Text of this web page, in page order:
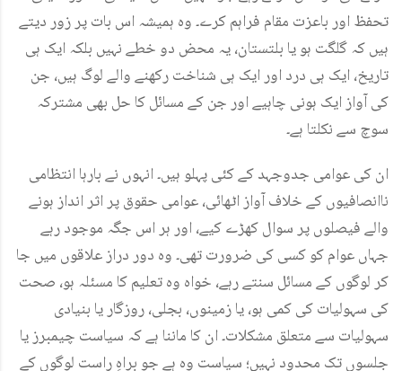
تحفظ اور باعزت مقام فراہم کرے۔ وہ ہمیشہ اس بات پر زور دیتے
ہیں کہ گلگت ہو یا بلتستان، یہ محض دو خطے نہیں بلکہ ایک ہی
تاریخ، ایک ہی درد اور ایک ہی شناخت رکھنے والے لوگ ہیں، جن
کی آواز ایک ہونی چاہیے اور جن کے مسائل کا حل بھی مشترکہ
سوچ سے نکلتا ہے۔
ان کی عوامی جدوجہد کے کئی پہلو ہیں۔ انہوں نے بارہا انتظامی
ناانصافیوں کے خلاف آواز اٹھائی، عوامی حقوق پر اثر انداز ہونے
والے فیصلوں پر سوال کھڑے کیے، اور ہر اس جگہ موجود رہے
جہاں عوام کو کسی کی ضرورت تھی۔ وہ دور دراز علاقوں میں جا
کر لوگوں کے مسائل سنتے رہے، خواہ وہ تعلیم کا مسئلہ ہو، صحت
کی سہولیات کی کمی ہو، یا زمینوں، بجلی، روزگار یا بنیادی
سہولیات سے متعلق مشکلات۔ ان کا ماننا ہے کہ سیاست چیمبرز یا
جلسوں تک محدود نہیں؛ سیاست وہ ہے جو براہِ راست لوگوں کے